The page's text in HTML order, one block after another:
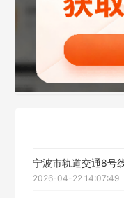
2026-04-22 14:07:49